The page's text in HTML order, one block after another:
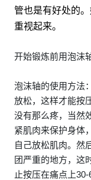
管也是有好处的
重视起来。
开始锻炼前用泡沫
泡沫轴的使用方法
放松，这样才能按
没有那么疼，当然
紧肌肉来保护身体
自己放松肌肉。然
团严重的地方，这
止按压在痛点上